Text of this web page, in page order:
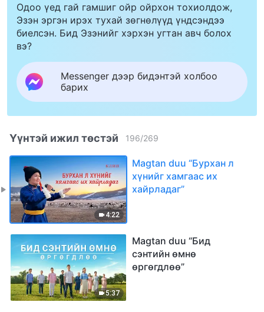
Одоо үед гай гамшиг ойр ойрхон тохиолдож,
Эзэн эргэн ирэх тухай зөгнөлүүд үндсэндээ
биелсэн. Бид Эзэнийг хэрхэн угтан авч болох
вэ?
Messenger дээр бидэнтэй холбоо
барих
Үүнтэй ижил төстэй 196/269
4:22
Magtan duu “Бурхан л
хүнийг хамгаас их
хайрладаг”
5:37
Magtan duu “Бид
сэнтийн өмнө
өргөгдлөө”